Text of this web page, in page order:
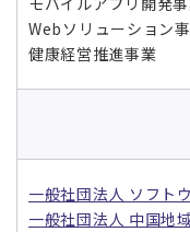
Webソリューション
健康経営推進事業
一般社団法人 ソフト
一般社団法人 中国地